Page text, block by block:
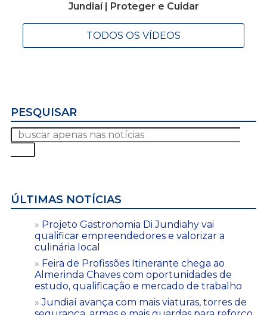
Jundiaí | Proteger e Cuidar
TODOS OS VÍDEOS
PESQUISAR
ÚLTIMAS NOTÍCIAS
Projeto Gastronomia Di Jundiahy vai
qualificar empreendedores e valorizar a
culinária local
Feira de Profissões Itinerante chega ao
Almerinda Chaves com oportunidades de
estudo, qualificação e mercado de trabalho
Jundiaí avança com mais viaturas, torres de